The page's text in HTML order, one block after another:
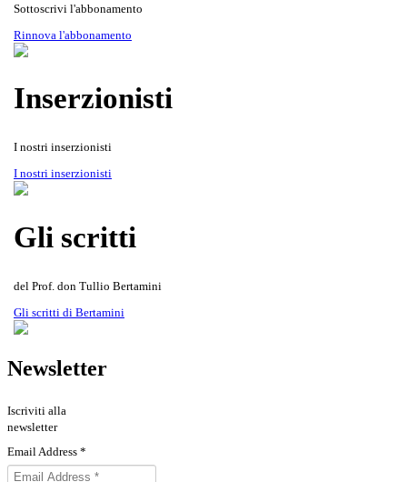
Rivista Oscellana
Gli scritti del Prof. don Tullio
Read more
Sottoscrivi l'abbonamento
Rinnova l'abbonamento
Inserzionisti
I nostri inserzionisti
I nostri inserzionisti
Gli scritti
del Prof. don Tullio Bertamini
Gli scritti di Bertamini
Newsletter
Iscriviti alla
newsletter
Email Address *